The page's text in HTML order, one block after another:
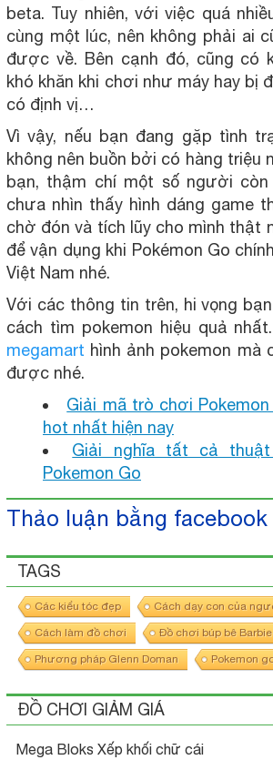
beta. Tuy nhiên, với việc quá
cùng một lúc, nên không phải ai
được về. Bên cạnh đó, cũng có
khó khăn khi chơi như máy hay bị
có định vị…
Vì vậy, nếu bạn đang gặp tình
không nên buồn bởi có hàng triệu
bạn, thậm chí một số người
chưa nhìn thấy hình dáng game
chờ đón và tích lũy cho mình thật
để vận dụng khi Pokémon Go
Việt Nam nhé.
Với các thông tin trên, hi vọng
cách tìm pokemon hiệu quả
megamart hình ảnh pokemon mà
được nhé.
Giải mã trò chơi
hot nhất hiện nay
Giải nghĩa tất cả
Pokemon Go
Thảo luận bằng facebook
TAGS
Các kiểu tóc đẹp Cách dạy con của
Cách làm đồ chơi Đồ chơi búp bê Barbie
Phương pháp Glenn Doman Pokemon
ĐỒ CHƠI GIẢM GIÁ
Mega Bloks Xếp khối chữ cái